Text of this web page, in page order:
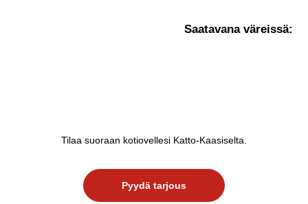
Saatavana väreissä:
Tilaa suoraan kotiovellesi Katto-Kaasiselta.
Pyydä tarjous